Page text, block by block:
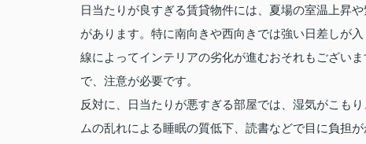
日当たりが良すぎる賃貸物件には、夏場の室温上昇
があります。特に南向きや西向きでは強い日差しが
線によってインテリアの劣化が進むおそれもござい
で、注意が必要です。
反対に、日当たりが悪すぎる部屋では、湿気がこも
ムの乱れによる睡眠の質低下、読書などで目に負担